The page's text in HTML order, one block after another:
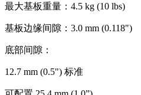
最大基板重量：4.5 kg (10 lbs)
基板边缘间隙：3.0 mm (0.118")
底部间隙：
12.7 mm (0.5") 标准